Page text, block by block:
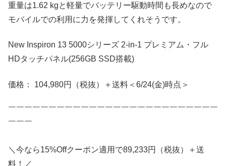
重量は1.62 kgと軽量でバッテリー駆動時間も長めなので
モバイルでの利用に力を発揮してくれそうです。
New Inspiron 13 5000シリーズ 2-in-1 プレミアム・フル
HDタッチパネル(256GB SSD搭載)
価格： 104,980円（税抜）＋送料＜6/24(金)時点＞
￣￣￣￣￣￣￣￣￣￣￣￣￣￣￣￣￣￣￣￣￣￣￣￣￣￣
￣￣￣
＼今なら15%Offクーポン適用で89,233円（税抜）＋送
料！／